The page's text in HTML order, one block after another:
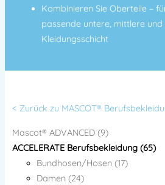
Kombinieren Sie Oberteile –
passende untere, mittlere
Kleidungsschicht
< Zurück zu MASCOT®
Mascot® ADVANCED (9)
ACCELERATE Berufsbekleidung (65)
Bundhosen/Hosen (17)
Damen (24)